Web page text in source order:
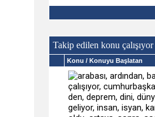
Takip edilen konu çalışıyor
Konu / Konuyu Başlatan